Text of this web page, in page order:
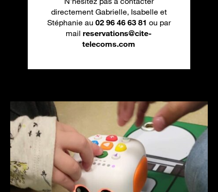
directement Gabrielle, Isabelle et
Stéphanie au 02 96 46 63 81 ou par
mailreservations@cite-
telecoms.com